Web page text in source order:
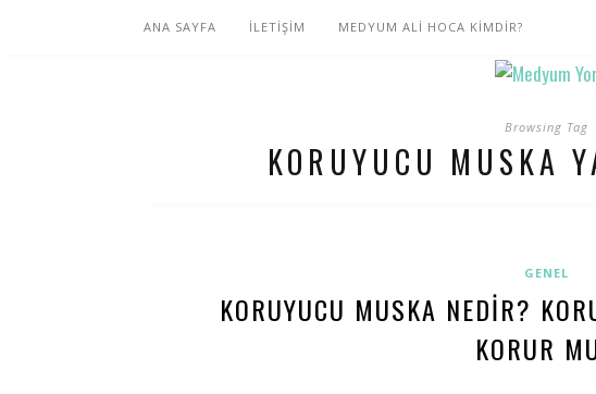
ANA SAYFA İLETİŞİM MEDYUM ALİ HOCA KİMDİR?
Browsing Tag
KORUYUCU MUSKA
GENEL
KORUYUCU MUSKA NEDIR?
KORUR